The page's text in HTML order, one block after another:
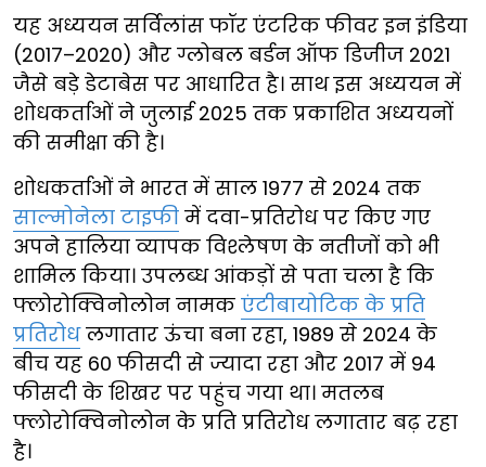
यह अध्ययन सर्विलांस फॉर एंटरिक फीवर इन इंडिया
(2017–2020) और ग्लोबल बर्डन ऑफ डिजीज 2021
जैसे बड़े डेटाबेस पर आधारित है। साथ इस अध्ययन में
शोधकर्ताओं ने जुलाई 2025 तक प्रकाशित अध्ययनों
की समीक्षा की है।
शोधकर्ताओं ने भारत में साल 1977 से 2024 तक
साल्मोनेला टाइफी में दवा-प्रतिरोध पर किए गए
अपने हालिया व्यापक विश्लेषण के नतीजों को भी
शामिल किया। उपलब्ध आंकड़ों से पता चला है कि
फ्लोरोक्विनोलोन नामक एंटीबायोटिक के प्रति
प्रतिरोधलगातार ऊंचा बना रहा, 1989 से 2024 के
बीच यह 60 फीसदी से ज्यादा रहा और 2017 में 94
फीसदी के शिखर पर पहुंच गया था। मतलब
फ्लोरोक्विनोलोन के प्रति प्रतिरोध लगातार बढ़ रहा
है।